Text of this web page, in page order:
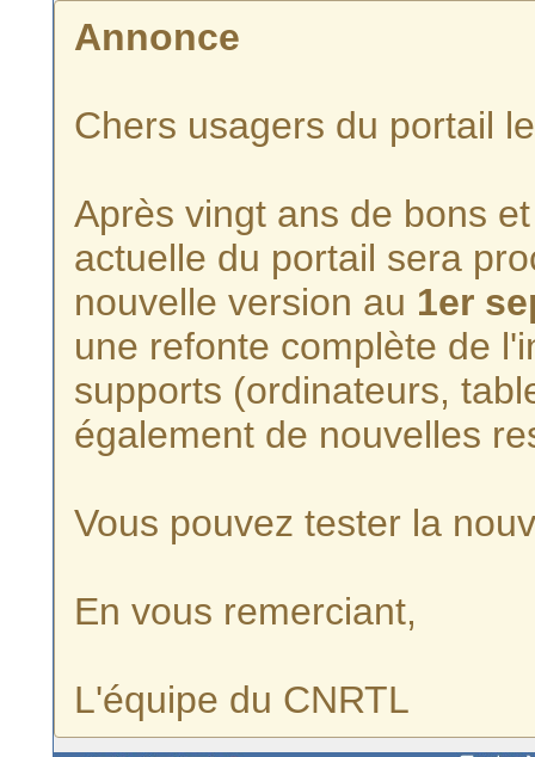
Annonce
Chers usagers du portail
Après vingt ans de bons
actuelle du portail sera
nouvelle version au 1er
une refonte complète de
supports (ordinateurs,
également de nouvelles
Vous pouvez tester la
En vous remerciant,
L'équipe du CNRTL